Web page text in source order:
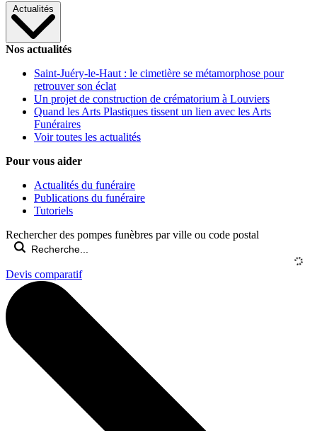
Actualités
Nos actualités
Saint-Juéry-le-Haut : le cimetière se métamorphose pour
retrouver son éclat
Un projet de construction de crématorium à Louviers
Quand les Arts Plastiques tissent un lien avec les Arts
Funéraires
Voir toutes les actualités
Pour vous aider
Actualités du funéraire
Publications du funéraire
Tutoriels
Rechercher des pompes funèbres par ville ou code postal
Devis comparatif